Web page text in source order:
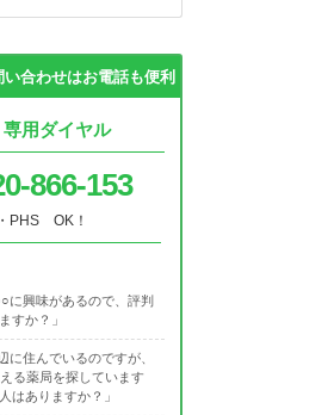
合わせはお電話も便利
用ダイヤル
866-153
PHS OK！
に興味があるので、評判
すか？」
に住んでいるのですが、
る薬局を探しています
はありますか？」